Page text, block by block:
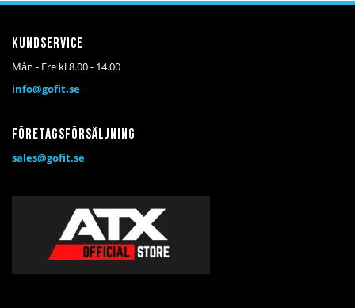
Kundservice
Mån - Fre kl 8.00 - 14.00
info@gofit.se
Företagsförsäljning
sales@gofit.se